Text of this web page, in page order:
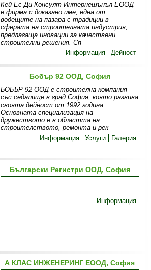
Кей Ес Ди Консулт Интернешънъл ЕООД
е фирма с доказано име, една от
водещите на пазара с традиции в
сферата на строителната индустрия,
предлагаща иновации за качествени
строителни решения. Сп
Информация
Дейност
Бобър 92 ООД, София
БОБЪР 92 ООД е строителна компания
със седалище в град София, която развива
своята дейност от 1992 година.
Основната специализация на
дружеството е в областта на
строителството, ремонта и рек
Информация
Услуги Галерия
Български Регистри ООД, София
Информация
А КЛАС ИНЖЕНЕРИНГ ЕООД, София